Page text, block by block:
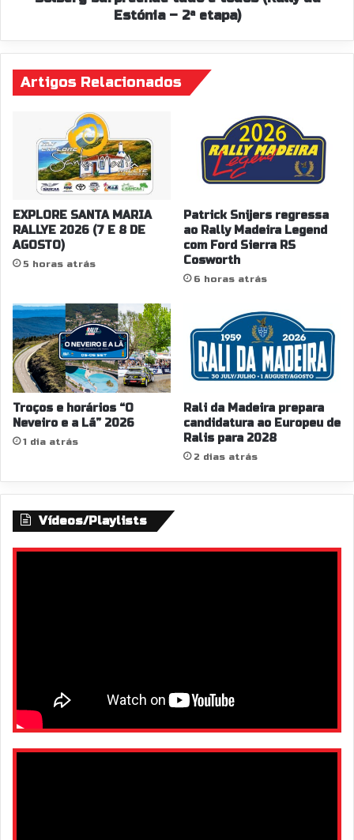
Estónia – 2ª etapa)
Artigos Relacionados
EXPLORE SANTA MARIA
RALLYE 2026 (7 E 8 DE
AGOSTO)
5 horas atrás
Patrick Snijers regressa
ao Rally Madeira Legend
com Ford Sierra RS
Cosworth
6 horas atrás
Troços e horários “O
Neveiro e a Lã” 2026
1 dia atrás
Rali da Madeira prepara
candidatura ao Europeu de
Ralis para 2028
2 dias atrás
Vídeos/Playlists